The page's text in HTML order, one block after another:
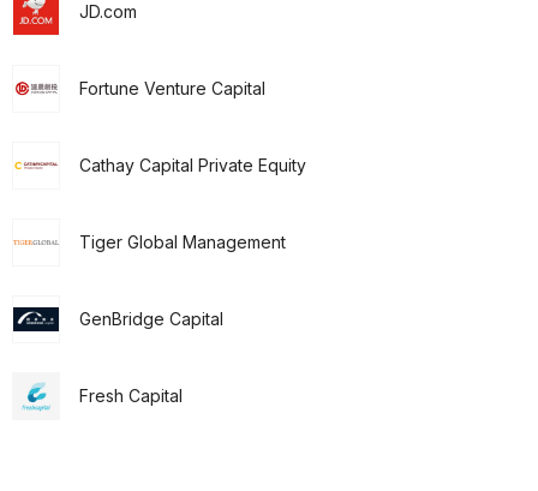
JD.com
Fortune Venture Capital
Cathay Capital Private Equity
Tiger Global Management
GenBridge Capital
Fresh Capital